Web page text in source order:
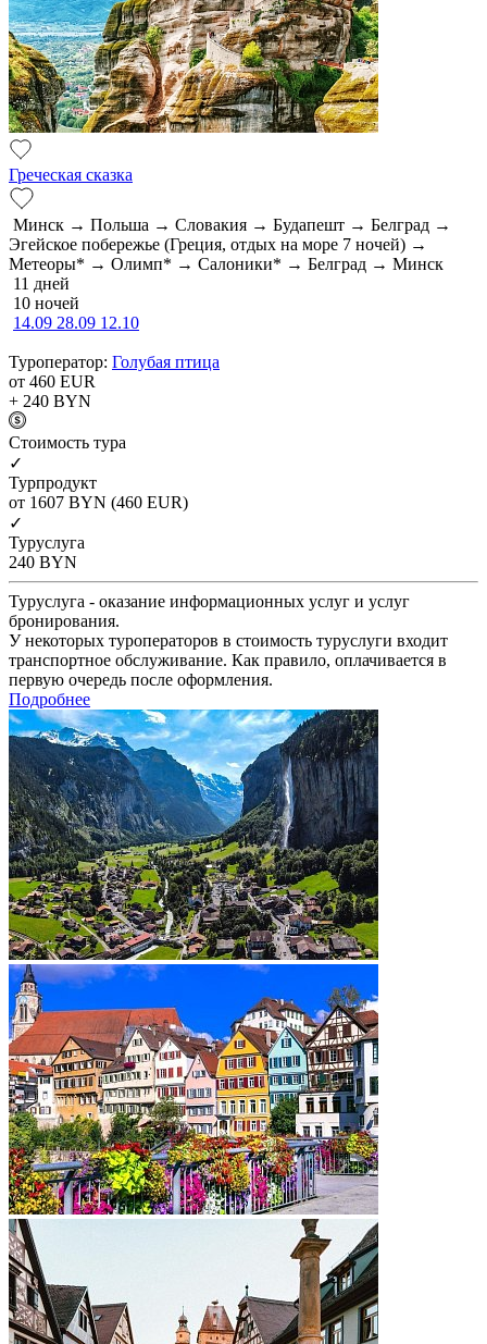
Греческая сказка
Минск → Польша → Словакия → Будапешт → Белград →
Эгейское побережье (Греция, отдых на море 7 ночей) →
Метеоры* → Олимп* → Салоники* → Белград → Минск
11 дней
10 ночей
14.09 28.09 12.10
Туроператор: Голубая птица
от 460 EUR
+ 240 BYN
Cтоимость тура
✓
Турпродукт
от 1607 BYN (460 EUR)
✓
Туруслуга
240 BYN
Туруслуга - оказание информационных услуг и услуг
бронирования.
У некоторых туроператоров в стоимость туруслуги входит
транспортное обслуживание. Как правило, оплачивается в
первую очередь после оформления.
Подробнее